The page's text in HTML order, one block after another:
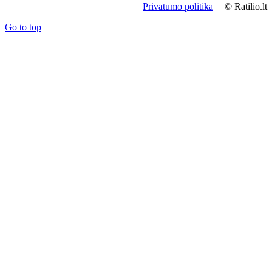
Privatumo politika | © Ratilio.lt
Go to top